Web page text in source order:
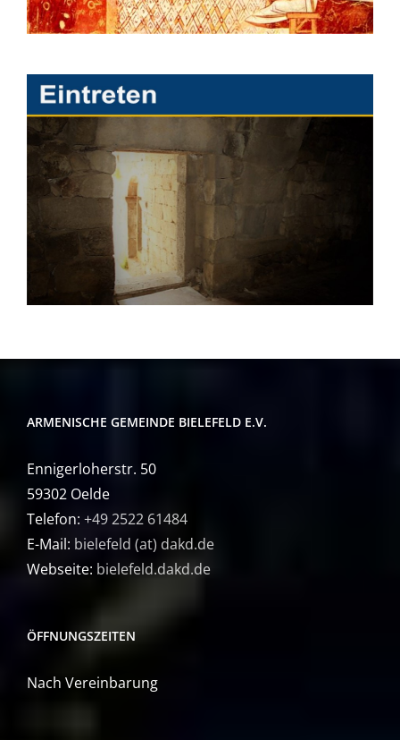
ARMENISCHE GEMEINDE BIELEFELD E.V.
Ennigerloherstr. 50
59302 Oelde
Telefon: +49 2522 61484
E-Mail: bielefeld (at) dakd.de
Webseite: bielefeld.dakd.de
ÖFFNUNGSZEITEN
Nach Vereinbarung